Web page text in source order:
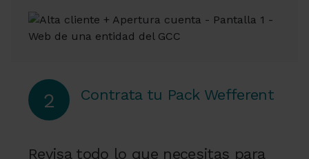
2 Contrata tu Pack Wefferent
Revisa todo lo que necesitas para